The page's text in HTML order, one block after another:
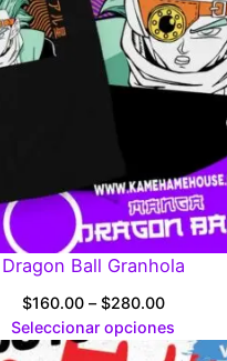
Dragon Ball Granhola
$160.00 – $280.00Price
range:
$160.00
Seleccionar opciones